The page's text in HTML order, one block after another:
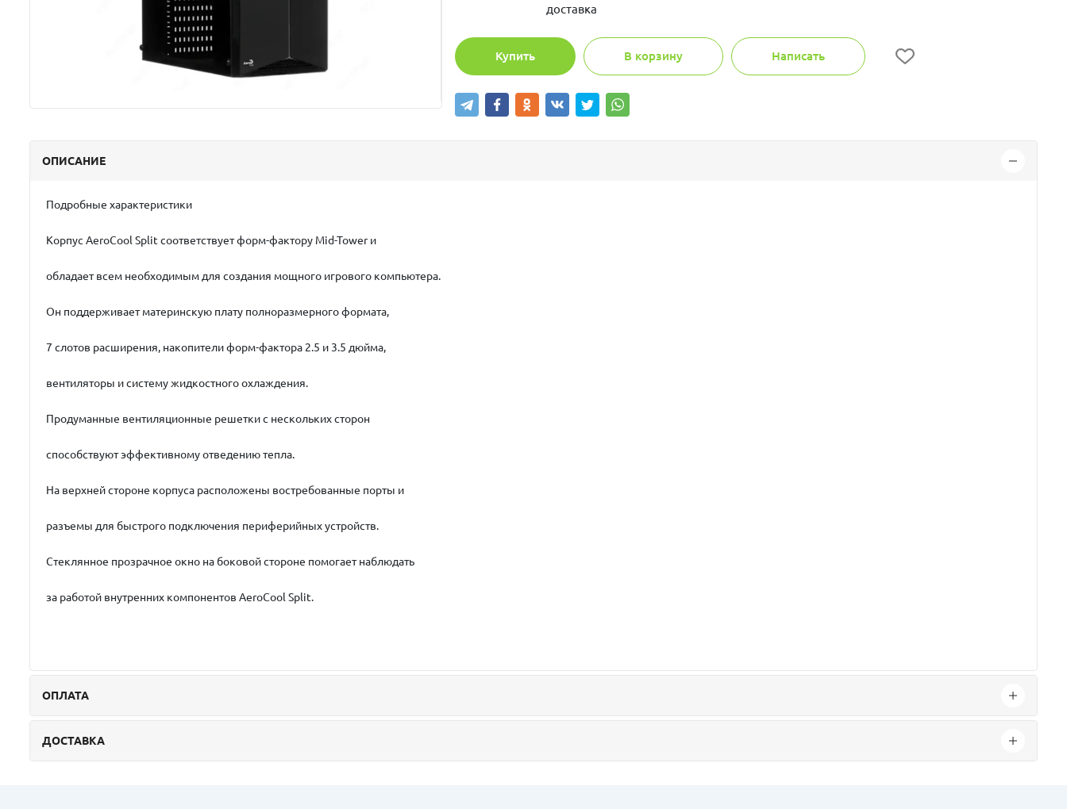
доставка
Купить В корзину Написать
ОПИСАНИЕ
Подробные характеристики
Корпус AeroCool Split соответствует форм-фактору Mid-Tower и
обладает всем необходимым для создания мощного игрового компьютера.
Он поддерживает материнскую плату полноразмерного формата,
7 слотов расширения, накопители форм-фактора 2.5 и 3.5 дюйма,
вентиляторы и систему жидкостного охлаждения.
Продуманные вентиляционные решетки с нескольких сторон
способствуют эффективному отведению тепла.
На верхней стороне корпуса расположены востребованные порты и
разъемы для быстрого подключения периферийных устройств.
Стеклянное прозрачное окно на боковой стороне помогает наблюдать
за работой внутренних компонентов AeroCool Split.
ОПЛАТА
ДОСТАВКА